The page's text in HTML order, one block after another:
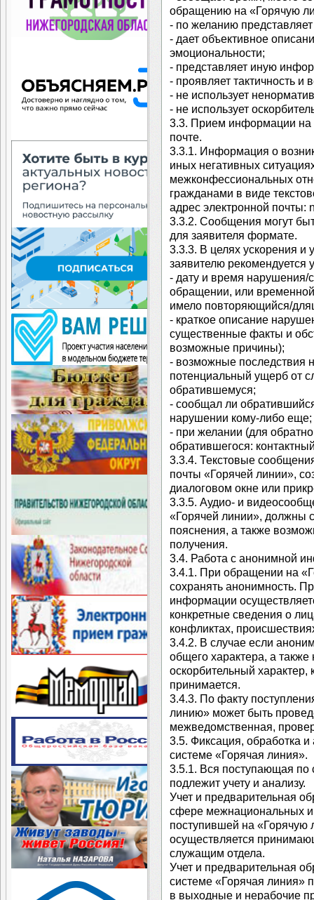
обращению на «Горячую
- по желанию
- дает объективное
эмоциональности;
- представляет иную
- проявляет тактичность и
- не использует
- не использует
3.3. Прием информации на
почте.
3.3.1. Информация о
иных негативных
межконфессиональных
гражданами в виде
адрес электронной почты:
3.3.2. Сообщения могут
для заявителя формате.
3.3.3. В целях ускорения
заявителю рекомендуется
- дату и время нарушения/
обращении, или
имело повторяющийся/
- краткое описание
существенные факты и
возможные причины);
- возможные последствия
потенциальный ущерб от
обратившемуся;
- сообщал ли
нарушении кому-либо еще;
- при желании (для
обратившегося:
3.3.4. Текстовые
почты «Горячей линии»,
диалоговом окне или
3.3.5. Аудио- и
«Горячей линии», должны
пояснения, а также
получения.
3.4. Работа с анонимной
3.4.1. При обращении на
сохранять анонимность.
информации
конкретные сведения о
конфликтах,
3.4.2. В случае если
общего характера, а
оскорбительный
принимается.
3.4.3. По факту
линию» может быть
межведомственная,
3.5. Фиксация, обработка
системе «Горячая линия».
3.5.1. Вся поступающая по
подлежит учету и анализу.
Учет и предварительная
сфере межнациональных
поступившей на «Горячую
осуществляется
служащим отдела.
Учет и предварительная
системе «Горячая линия»
в выходные и нерабочие